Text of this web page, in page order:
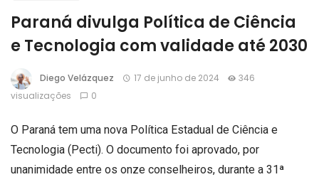
Paraná divulga Política de Ciência
e Tecnologia com validade até 2030
Diego Velázquez 17 de junho de 2024
346
visualizações
0
O Paraná tem uma nova Política Estadual de Ciência e
Tecnologia (Pecti). O documento foi aprovado, por
unanimidade entre os onze conselheiros, durante a 31ª